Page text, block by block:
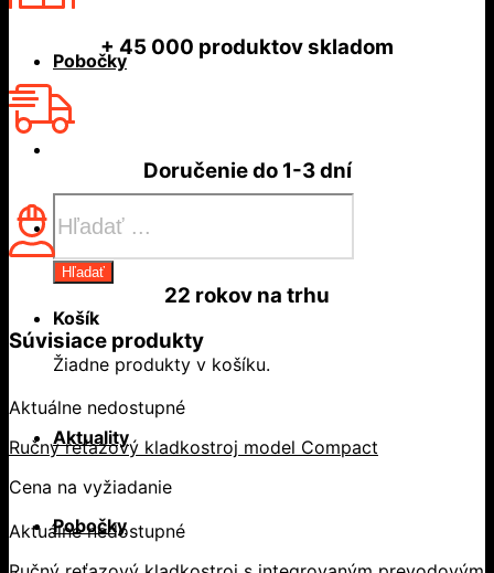
Pobočky
search
Hľadať
Košík
Žiadne produkty v košíku.
Aktuality
Pobočky
+ 45 000 produktov skladom
Doručenie do1-3 dní
22 rokov na trhu
Súvisiace produkty
Aktuálne nedostupné
Ručný reťazový kladkostroj model Compact
Cena na vyžiadanie
Aktuálne nedostupné